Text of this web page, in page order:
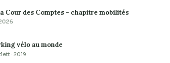
Cour des Comptes - chapitre mobilités
vélo au monde
· 2019